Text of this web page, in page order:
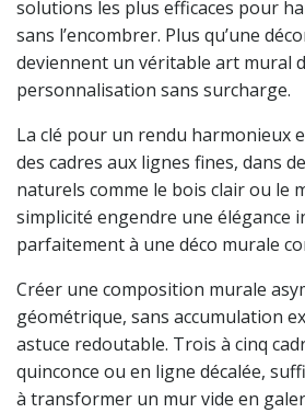
solutions les plus efficaces pour
sans l’encombrer. Plus qu’une
deviennent un véritable art mural
personnalisation sans surcharge.
La clé pour un rendu harmonieux
des cadres aux lignes fines, dans
naturels comme le bois clair ou le
simplicité engendre une élégance
parfaitement à une déco murale
Créer une composition murale
géométrique, sans accumulation
astuce redoutable. Trois à cinq
quinconce ou en ligne décalée,
à transformer un mur vide en